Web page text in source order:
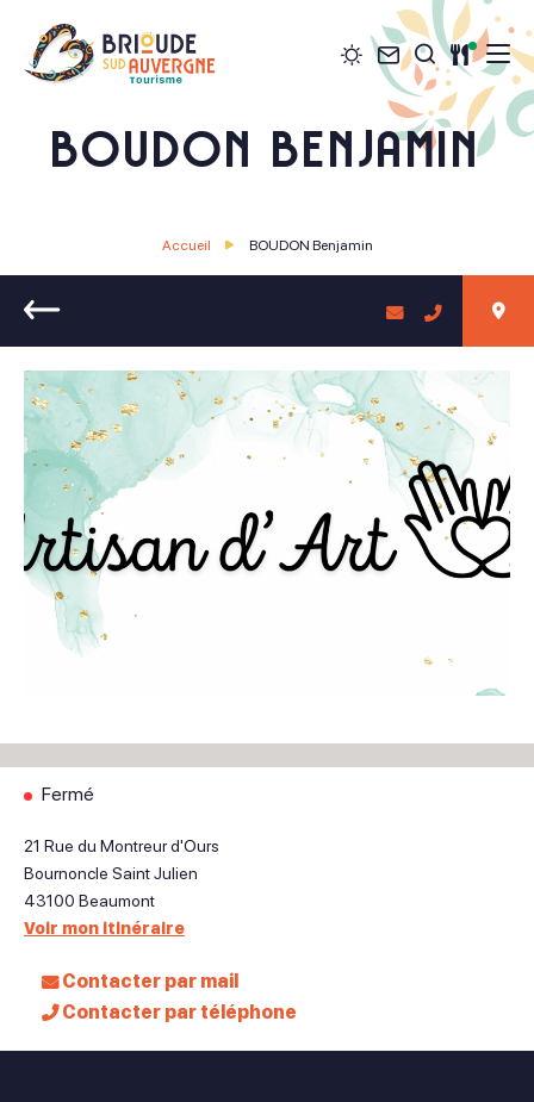
MétéoContact
Je
BOUDON Benjamin
Accueil BOUDON Benjamin
Retour
Fermé
21 Rue du Montreur d'Ours
Bournoncle Saint Julien
43100 Beaumont
Voir mon itinéraire
Contacter par mail
Contacter par téléphone